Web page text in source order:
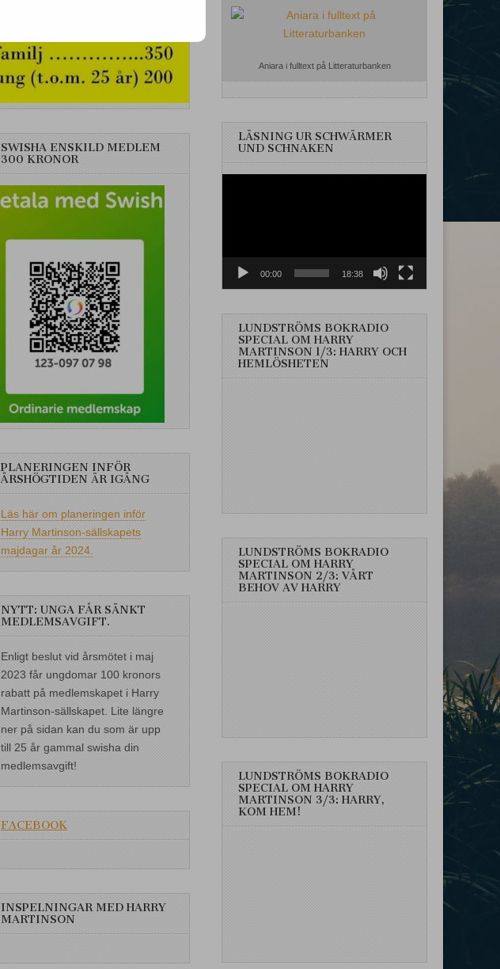
SWISHA ENSKILD MEDLEM
300 KRONOR
PLANERINGEN INFÖR
ÅRSHÖGTIDEN ÄR IGÅNG
Läs här om planeringen inför
Harry Martinson-sällskapets
majdagar år 2024.
NYTT: UNGA FÅR SÄNKT
MEDLEMSAVGIFT.
Enligt beslut vid årsmötet i maj
2023 får ungdomar 100 kronors
rabatt på medlemskapet i Harry
Martinson-sällskapet. Lite längre
ner på sidan kan du som är upp
till 25 år gammal swisha din
medlemsavgift!
FACEBOOK
INSPELNINGAR MED HARRY
MARTINSON
Aniara i fulltext på Litteraturbanken
LÄSNING UR SCHWÄRMER
UND SCHNAKEN
00:00 18:38
LUNDSTRÖMS BOKRADIO
SPECIAL OM HARRY
MARTINSON 1/3: HARRY OCH
HEMLÖSHETEN
LUNDSTRÖMS BOKRADIO
SPECIAL OM HARRY
MARTINSON 2/3: VÅRT
BEHOV AV HARRY
LUNDSTRÖMS BOKRADIO
SPECIAL OM HARRY
MARTINSON 3/3: HARRY,
KOM HEM!